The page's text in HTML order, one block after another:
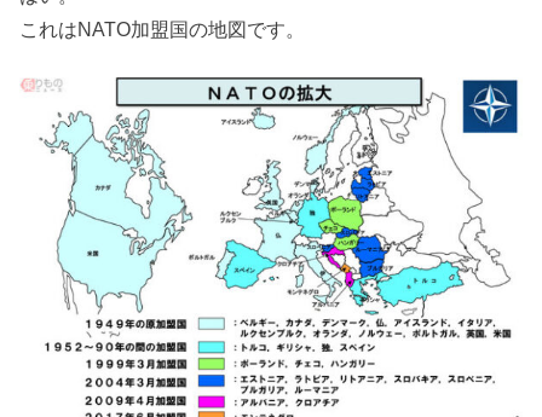
これはNATO加盟国の地図です。